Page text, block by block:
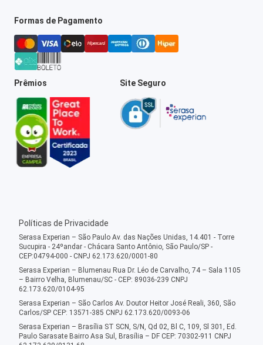
Formas de Pagamento
Prêmios Site Seguro
Políticas de Privacidade
Serasa Experian – São Paulo Av. das Nações Unidas, 14.401 - Torre
Sucupira - 24ºandar - Chácara Santo Antônio, São Paulo/SP -
CEP:04794-000 - CNPJ 62.173.620/0001-80
Serasa Experian – Blumenau Rua Dr. Léo de Carvalho, 74 – Sala 1105
– Bairro Velha, Blumenau/SC - CEP: 89036-239 CNPJ
62.173.620/0104-95
Serasa Experian – São Carlos Av. Doutor Heitor José Reali, 360, São
Carlos/SP CEP: 13571-385 CNPJ 62.173.620/0093-06
Serasa Experian – Brasília ST SCN, S/N, Qd 02, Bl C, 109, Sl 301, Ed.
Paulo Sarasate Bairro Asa Sul, Brasília – DF CEP: 70302-911 CNPJ